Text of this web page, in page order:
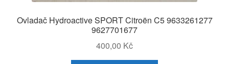
Ovladač Hydroactive SPORT Citroën C5 9633261277
9627701677
400,00 Kč